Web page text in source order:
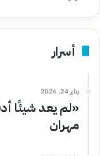
أسرار
يناير 24, 2026
«لم يعد شيئًا
مهران